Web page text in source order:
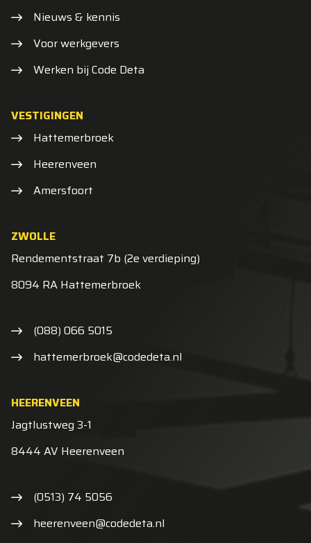
Nieuws & kennis
Voor werkgevers
Werken bij Code Deta
VESTIGINGEN
Hattemerbroek
Heerenveen
Amersfoort
ZWOLLE
Rendementstraat 7b (2e verdieping)
8094 RA Hattemerbroek
(088) 066 5015
hattemerbroek@codedeta.nl
HEERENVEEN
Jagtlustweg 3-1
8444 AV Heerenveen
(0513) 74 5056
heerenveen@codedeta.nl